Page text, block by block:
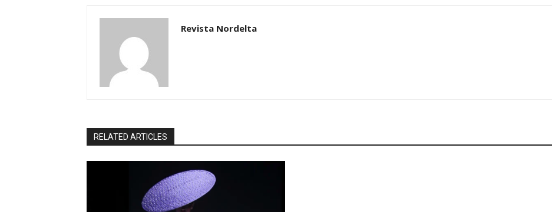
Revista Nordelta
RELATED ARTICLES